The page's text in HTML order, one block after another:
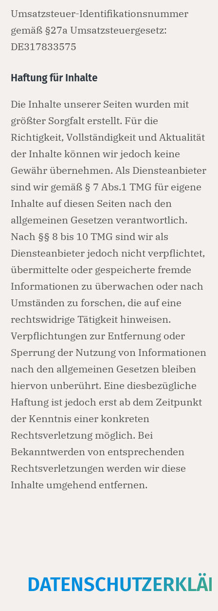
Umsatzsteuer-Identifikationsnummer
gemäß §27a Umsatzsteuergesetz:
DE317833575
Haftung für Inhalte
Die Inhalte unserer Seiten wurden mit
größter Sorgfalt erstellt. Für die
Richtigkeit, Vollständigkeit und Aktualität
der Inhalte können wir jedoch keine
Gewähr übernehmen. Als Diensteanbieter
sind wir gemäß § 7 Abs.1 TMG für eigene
Inhalte auf diesen Seiten nach den
allgemeinen Gesetzen verantwortlich.
Nach §§ 8 bis 10 TMG sind wir als
Diensteanbieter jedoch nicht verpflichtet,
übermittelte oder gespeicherte fremde
Informationen zu überwachen oder nach
Umständen zu forschen, die auf eine
rechtswidrige Tätigkeit hinweisen.
Verpflichtungen zur Entfernung oder
Sperrung der Nutzung von Informationen
nach den allgemeinen Gesetzen bleiben
hiervon unberührt. Eine diesbezügliche
Haftung ist jedoch erst ab dem Zeitpunkt
der Kenntnis einer konkreten
Rechtsverletzung möglich. Bei
Bekanntwerden von entsprechenden
Rechtsverletzungen werden wir diese
Inhalte umgehend entfernen.